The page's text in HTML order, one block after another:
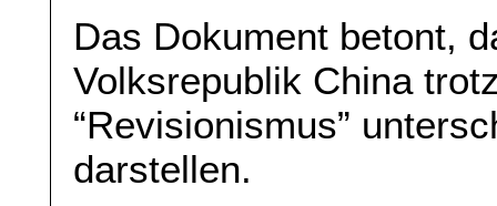
Das Dokument betont,
Volksrepublik China
“Revisionismus”
darstellen.